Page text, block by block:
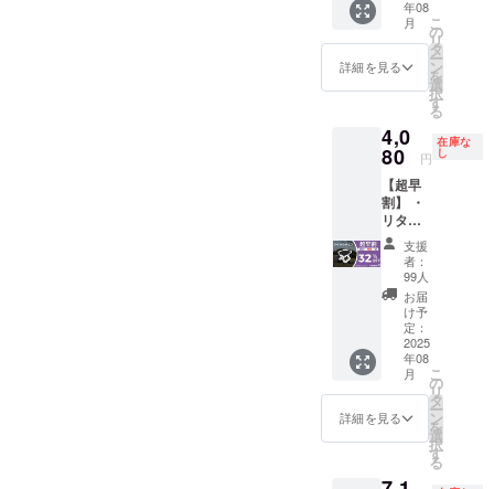
けます
様お願
ます。
2025年
ンライ
ン
ショッ
プなど
にて一
般販売
開始予
定で
す。
した場
合、正
価格が
販売予
がる可
能性も
ござい
ます。
類似商
品が発
生する
可能性
があり
ます。
ご了承
頂いた
上でご
支援頂
けます
い致し
ます。
※ご注文
状況、
使用部
材の供
上の都
合等に
より出
荷時期
が遅れ
る場合
があり
ます。
※皆様の
支援に
より量
産効率
が向上
した場
合、正
価格が
販売予
90Kg 素
材：ア
ルミニ
ウム合
600D
オック
ス生地
（座
面） ※
リター
ンはす
べて
税・送
料込み
の金額
になり
ます。
※ご注文
状況、
使用部
材の供
販売予
定価
格：
5,980円
サイ
ズ：
.5*22c
m（展
開
時）、
29.5*10
.5*4.5c
m（収
納時）
重量：
約300g
耐荷
重：約
90Kg 素
材：ア
ルミニ
ウム合
年08
月
詳細を見る
こ
の
リ
タ
ー
ン
を
選
択
す
る
4,0
80 円
在庫な
し
【超早
割】 ・
リター
ン内
容：ク
イック
チェア
×１セッ
ト ・一
般販売
予定価
格：
5,980円
サイ
ズ：
28.5*26
m（展
支援
者：
99人
お届
け予
定：
2025
年08
月
詳細を見る
こ
の
リ
タ
ー
ン
を
選
択
す
る